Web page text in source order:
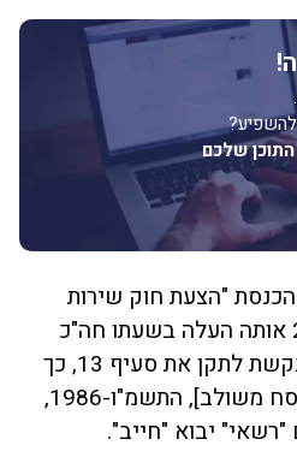
שלכם
"הצעת חוק שירות
ביטחון התשפ"ב–"2021 אותה העלה בשעתו חה"כ
דודי אמסלם. ההצעה מבקשת לתקן את סעיף 13, כך
שבחוק שירות ביטחון [נוסח משולב], התשמ"ו-1986,